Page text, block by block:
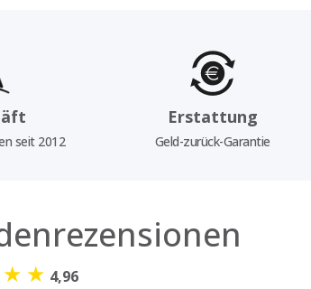
seit 2012
Erstattung
Geld-zurück-Garantie
★ ★ 4,96